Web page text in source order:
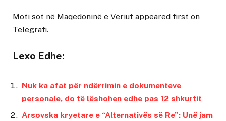
Moti sot në Maqedoninë e Veriut appeared first on
Telegrafi.
Lexo Edhe:
Nuk ka afat për ndërrimin e dokumenteve
personale, do të lëshohen edhe pas 12 shkurtit
Arsovska kryetare e “Alternativës së Re”: Unë jam